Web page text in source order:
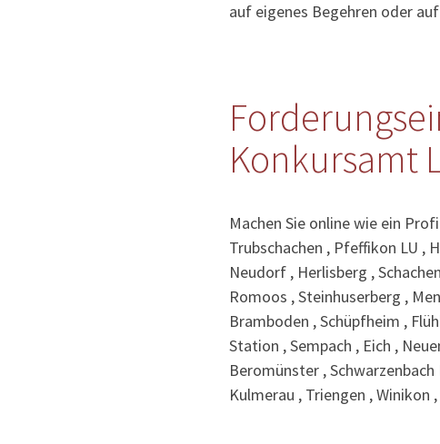
auf eigenes Begehren oder
Konkursamt
Machen Sie online wie ein
Trubschachen , Pfeffikon LU ,
Neudorf , Herlisberg ,
Romoos , Steinhuserberg ,
Bramboden , Schüpfheim ,
Station , Sempach , Eich ,
Beromünster , Schwarzenbach
Kulmerau , Triengen , Winikon